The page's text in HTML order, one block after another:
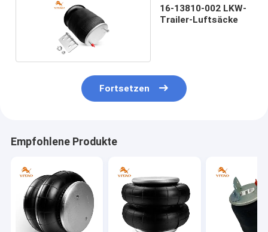
16-13810-002 LKW-
Trailer-Luftsäcke
Fortsetzen
Empfohlene Produkte